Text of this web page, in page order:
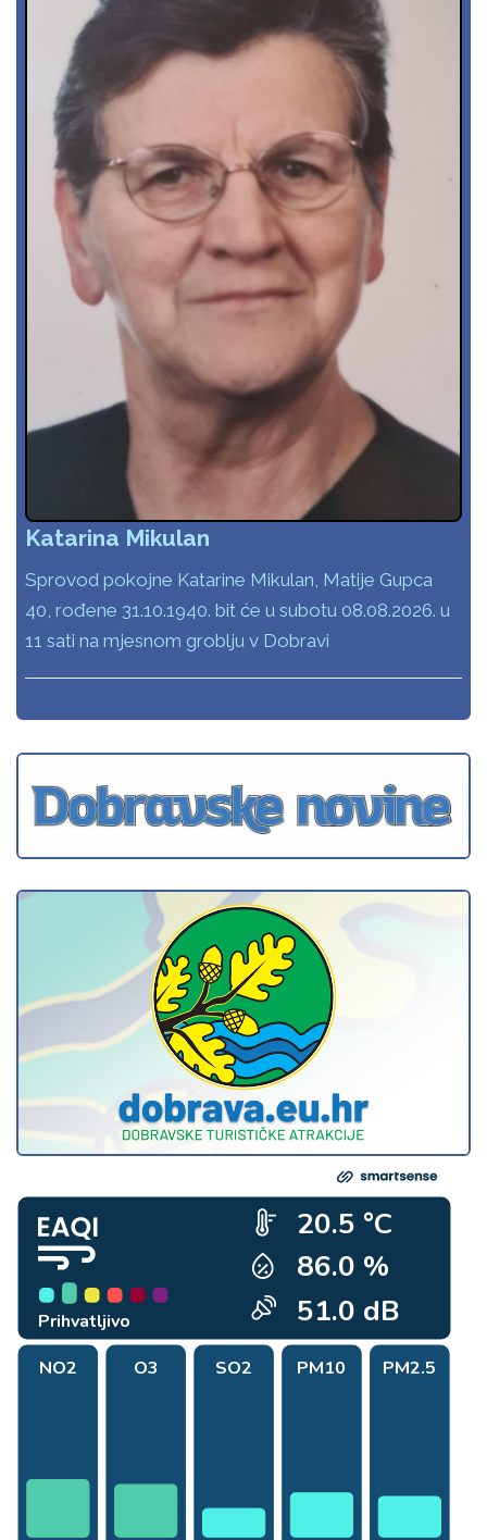
Katarina Mikulan
Sprovod pokojne Katarine Mikulan, Matije Gupca
40, rođene 31.10.1940. bit će u subotu 08.08.2026. u
11 sati na mjesnom groblju v Dobravi